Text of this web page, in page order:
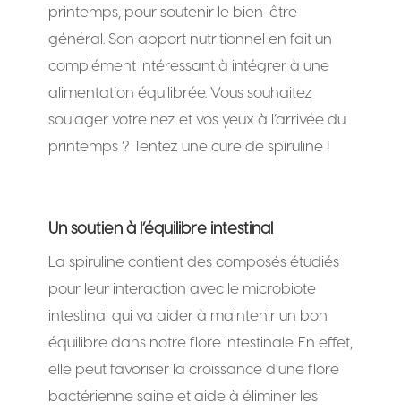
printemps, pour soutenir le bien-être
général. Son apport nutritionnel en fait un
complément intéressant à intégrer à une
alimentation équilibrée. Vous souhaitez
soulager votre nez et vos yeux à l’arrivée du
printemps ? Tentez une cure de spiruline !
Un soutien à l’équilibre intestinal
La spiruline contient des composés étudiés
pour leur interaction avec le microbiote
intestinal qui va aider à maintenir un bon
équilibre dans notre flore intestinale. En effet,
elle peut favoriser la croissance d’une flore
bactérienne saine et aide à éliminer les